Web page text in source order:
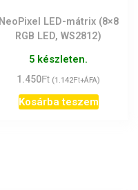
NeoPixel LED-mátrix (8×8
RGB LED, WS2812)
5 készleten.
1.450Ft (1.142Ft+ÁFA)
Kosárba teszem